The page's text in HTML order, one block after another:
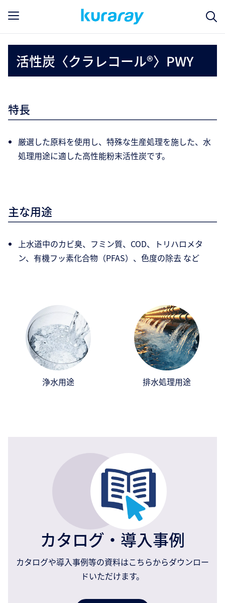
活性炭〈クラレコール®〉PWY
特長
厳選した原料を使用し、特殊な生産処理を施した、水
処理用途に適した高性能粉末活性炭です。
主な用途
上水道中のカビ臭、フミン質、COD、トリハロメタ
ン、有機フッ素化合物（PFAS）、色度の除去 など
浄水用途 排水処理用途
カタログ・導入事例
カタログや導入事例等の資料はこちらからダウンロー
ドいただけます。